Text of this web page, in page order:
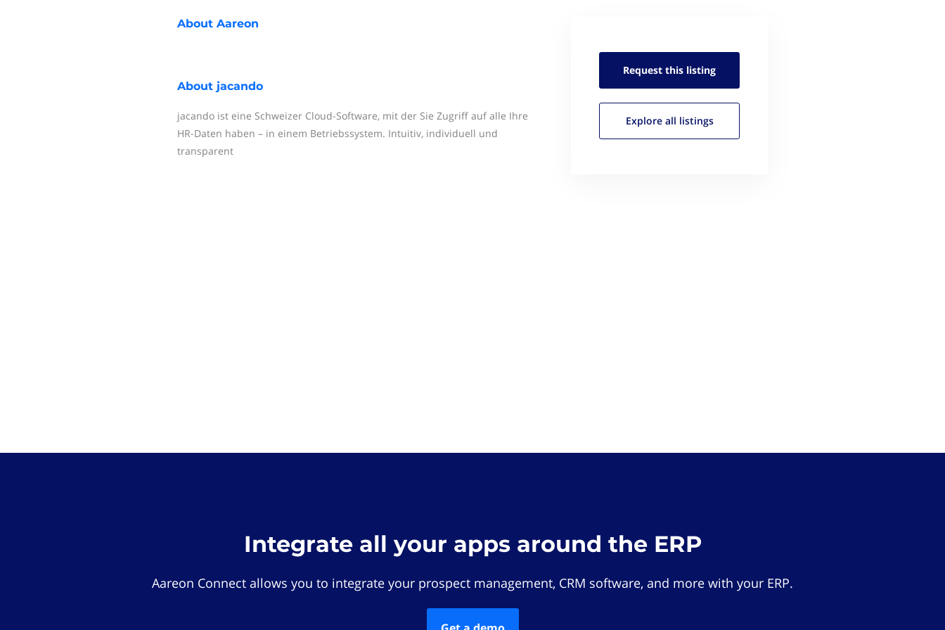
About Aareon
About jacando
jacando ist eine Schweizer Cloud-Software, mit der Sie Zugriff auf alle Ihre
HR-Daten haben – in einem Betriebssystem. Intuitiv, individuell und
transparent
Request this listing
Explore all listings
Integrate all your apps around the ERP
Aareon Connect allows you to integrate your prospect management, CRM software, and more with your ERP.